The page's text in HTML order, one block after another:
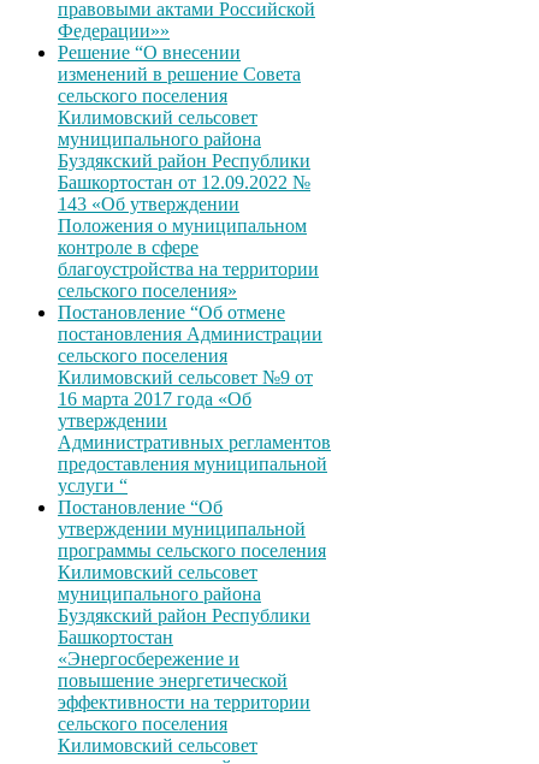
правовыми актами Российской
Федерации»»
Решение “О внесении
изменений в решение Совета
сельского поселения
Килимовский сельсовет
муниципального района
Буздякский район Республики
Башкортостан от 12.09.2022 №
143 «Об утверждении
Положения о муниципальном
контроле в сфере
благоустройства на территории
сельского поселения»
Постановление “Об отмене
постановления Администрации
сельского поселения
Килимовский сельсовет №9 от
16 марта 2017 года «Об
утверждении
Административных регламентов
предоставления муниципальной
услуги “
Постановление “Об
утверждении муниципальной
программы сельского поселения
Килимовский сельсовет
муниципального района
Буздякский район Республики
Башкортостан
«Энергосбережение и
повышение энергетической
эффективности на территории
сельского поселения
Килимовский сельсовет